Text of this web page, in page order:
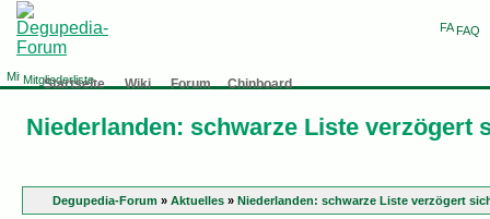
FAQ
Mitgliederliste
Startseite Wiki Forum Chinboard
Niederlanden: schwarze Liste verzögert
Degupedia-Forum » Aktuelles » Niederlanden: schwarze Liste verzögert